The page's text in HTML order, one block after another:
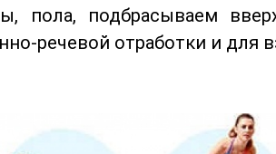
пола, подбрасываем
речевой отработки и для